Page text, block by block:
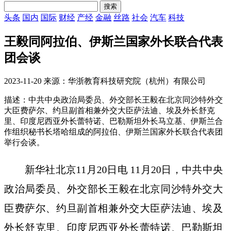
头条 国内 国际 财经 产经 金融 丝路 社会 汽车 科技
王毅同阿拉伯、伊斯兰国家外长联合代表
团会谈
2023-11-20 来源：华浙教育科技研究院（杭州）有限公司
描述：中共中央政治局委员、外交部长王毅在北京同沙特外交
大臣费萨尔、约旦副首相兼外交大臣萨法迪、埃及外长舒克
里、印度尼西亚外长蕾特诺、巴勒斯坦外长马立基、伊斯兰合
作组织秘书长塔哈组成的阿拉伯、伊斯兰国家外长联合代表团
举行会谈。
新华社北京11月20日电 11月20日，中共中央
政治局委员、外交部长王毅在北京同沙特外交大
臣费萨尔、约旦副首相兼外交大臣萨法迪、埃及
外长舒克里、印度尼西亚外长蕾特诺、巴勒斯坦